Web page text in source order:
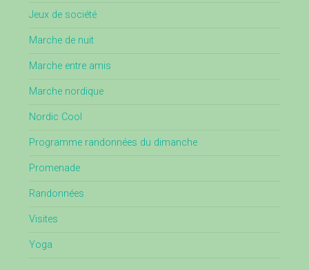
Jeux de société
Marche de nuit
Marche entre amis
Marche nordique
Nordic Cool
Programme randonnées du dimanche
Promenade
Randonnées
Visites
Yoga